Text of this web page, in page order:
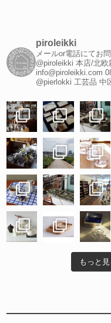
piroleikki
メールor電話にてお
@piroleikki 本店/北欧
info@piroleikki.com
@pierlokki 工芸品 中
もっと見